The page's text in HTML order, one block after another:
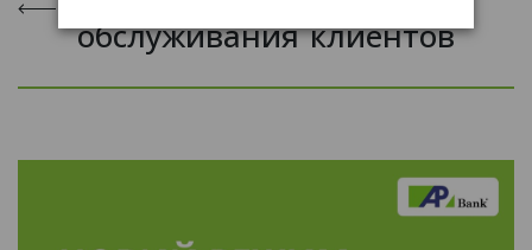
обслуживания клиентов